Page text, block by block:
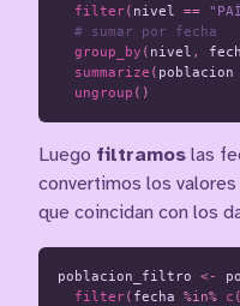
filter( nivel ==
# sumar por fecha
group_by ( nivel ,
summarize ( poblacion
ungroup ()
Luego filtramos las
convertimos los
que coincidan con los
poblacion_filtro <-
filter( fecha %in% c (